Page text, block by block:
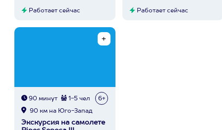
Работает сейчас Работает сейчас
90 минут 1-5 чел 6+
90 км на Юго-Запад
Экскурсия на самолете